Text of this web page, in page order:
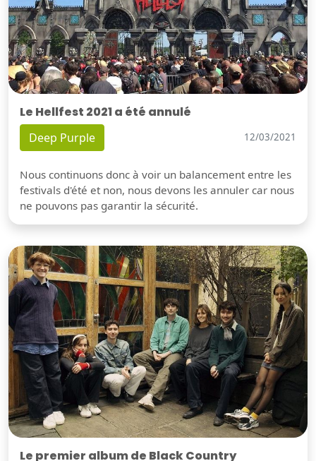
Le Hellfest 2021 a été annulé
Deep Purple 12/03/2021
Nous continuons donc à voir un balancement entre les
festivals d'été et non, nous devons les annuler car nous
ne pouvons pas garantir la sécurité.
Le premier album de Black Country